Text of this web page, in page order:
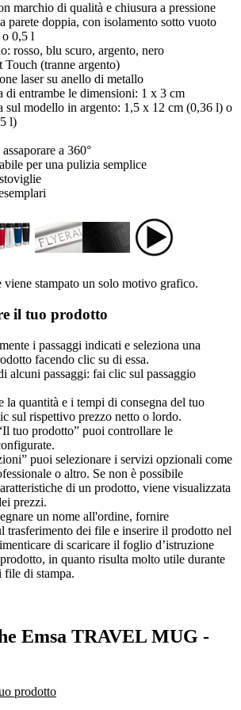
marchio di qualità e chiusura a pressione
parete doppia, con isolamento sotto vuoto
o 0,5 l
rosso, blu scuro, argento, nero
Touch (tranne argento)
laser su anello di metallo
di entrambe le dimensioni: 1 x 3 cm
sul modello in argento: 1,5 x 12 cm (0,36 l) o
l)
a 360°
per una pulizia semplice
viene stampato un solo motivo grafico.
il tuo prodotto
i passaggi indicati e seleziona una
facendo clic su di essa.
alcuni passaggi: fai clic sul passaggio
la quantità e i tempi di consegna del tuo
sul rispettivo prezzo netto o lordo.
tuo prodotto” puoi controllare le
puoi selezionare i servizi opzionali come
o altro. Se non è possibile
di un prodotto, viene visualizzata
prezzi.
un nome all'ordine, fornire
trasferimento dei file e inserire il prodotto nel
di scaricare il foglio d’istruzione
in quanto risulta molto utile durante
file di stampa.
Emsa TRAVEL MUG -
prodotto